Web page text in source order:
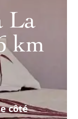
La
km
côté